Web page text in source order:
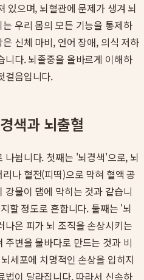
있으며, 뇌혈관에 문제가 생겨 뇌
우리 몸의 모든 기능을 통제하
신체 마비, 언어 장애, 의식 저하
니다. 뇌졸중을 올바르게 이해하
걸음입니다.
색과 뇌출혈
나뉩니다. 첫째는 '뇌경색'으로, 뇌
나 혈전(피떡)으로 막혀 혈액 공
강물이 댐에 막히는 것과 같습니
할 정도로 흔합니다. 둘째는 '뇌
온 피가 뇌 조직을 손상시키는
주변을 물바다로 만드는 것과 비
세포에 치명적인 손상을 입히지
법이 달라집니다. 따라서 신속하